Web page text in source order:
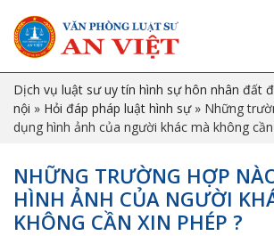
Dịch vụ luật sư uy tín hình sự hôn nhân đất
nội » Hỏi đáp pháp luật hình sự» Những
dụng hình ảnh của người khác mà không
NHỮNG TRƯỜNG HỢP
HÌNH ẢNH CỦA NGƯỜI
KHÔNG CẦN XIN PHÉP ?